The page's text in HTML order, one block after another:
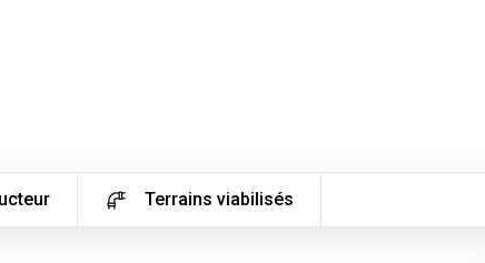
Terrains viabilisés